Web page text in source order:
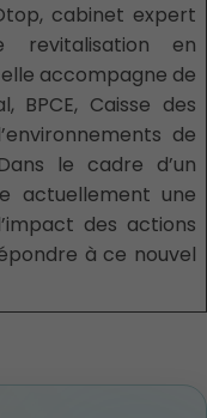
cabinet expert
revitalisation en
accompagne de
BPCE, Caisse des
de
le cadre d’un
actuellement une
des actions
à ce nouvel